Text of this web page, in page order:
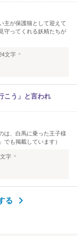
主が保護猫として迎えて
守ってくれる妖精たちが
文字
こう」と言われ
、白馬に乗った王子様
も掲載しています）
字
る